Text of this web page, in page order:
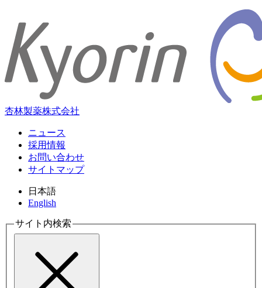
杏林製薬株式会社
ニュース
採用情報
お問い合わせ
サイトマップ
日本語
English
サイト内検索